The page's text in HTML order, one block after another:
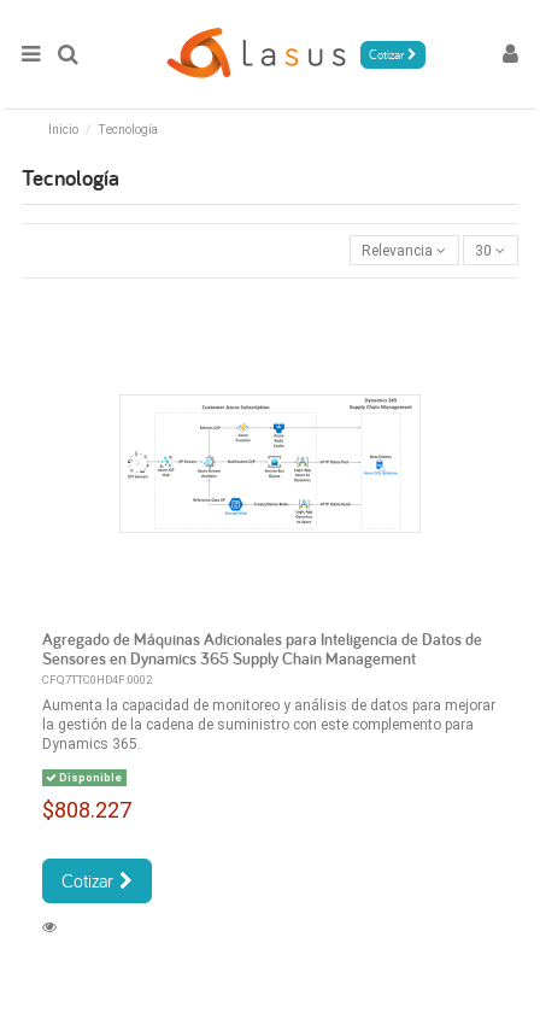
Cotizar
Inicio Tecnología
Tecnología
Relevancia 30
Agregado de Máquinas Adicionales para Inteligencia de Datos de
Sensores en Dynamics 365 Supply Chain Management
CFQ7TTC0HD4F:0002
Aumenta la capacidad de monitoreo y análisis de datos para mejorar
la gestión de la cadena de suministro con este complemento para
Dynamics 365.
Disponible
$808.227
Cotizar